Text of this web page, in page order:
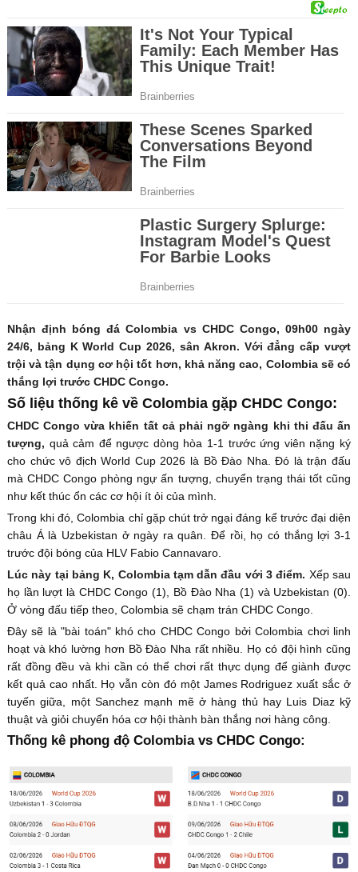
Nhận định bóng đá Colombia vs CHDC Congo, 09h00 ngày
24/6, bảng K World Cup 2026, sân Akron. Với đẳng cấp vượt
trội và tận dụng cơ hội tốt hơn, khả năng cao, Colombia sẽ có
thắng lợi trước CHDC Congo.
Số liệu thống kê về Colombia gặp CHDC Congo:
CHDC Congo vừa khiến tất cả phải ngỡ ngàng khi thi đấu ấn
tượng, quả cảm để ngược dòng hòa 1-1 trước ứng viên nặng ký
cho chức vô địch World Cup 2026 là Bồ Đào Nha. Đó là trận đấu
mà CHDC Congo phòng ngự ấn tượng, chuyển trạng thái tốt cũng
như kết thúc ổn các cơ hội ít ỏi của mình.
Trong khi đó, Colombia chỉ gặp chút trở ngại đáng kể trước đại diện
châu Á là Uzbekistan ở ngày ra quân. Để rồi, họ có thắng lợi 3-1
trước đội bóng của HLV Fabio Cannavaro.
Lúc này tại bảng K, Colombia tạm dẫn đầu với 3 điểm. Xếp sau
họ lần lượt là CHDC Congo (1), Bồ Đào Nha (1) và Uzbekistan (0).
Ở vòng đấu tiếp theo, Colombia sẽ chạm trán CHDC Congo.
Đây sẽ là "bài toán" khó cho CHDC Congo bởi Colombia chơi linh
hoạt và khó lường hơn Bồ Đào Nha rất nhiều. Họ có đội hình cũng
rất đồng đều và khi cần có thể chơi rất thực dụng để giành được
kết quả cao nhất. Họ vẫn còn đó một James Rodriguez xuất sắc ở
tuyến giữa, một Sanchez mạnh mẽ ở hàng thủ hay Luis Diaz kỹ
thuật và giỏi chuyển hóa cơ hội thành bàn thắng nơi hàng công.
Thống kê phong độ Colombia vs CHDC Congo: